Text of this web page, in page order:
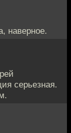
наверное.
серьезная.